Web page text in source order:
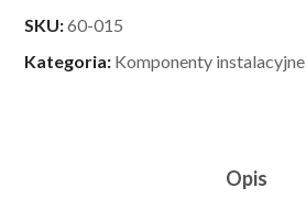
SKU:60-015
Kategoria: Komponenty instalacyjne
Opis